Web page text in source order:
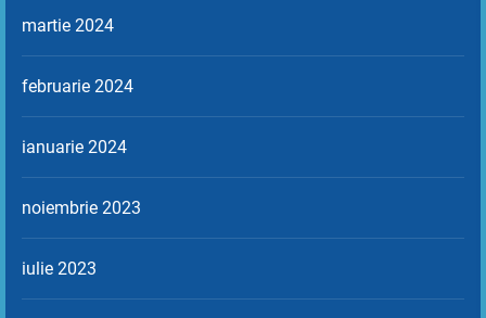
martie 2024
februarie 2024
ianuarie 2024
noiembrie 2023
iulie 2023